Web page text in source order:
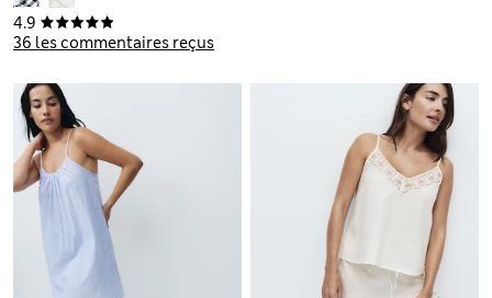
4.9
36 les commentaires reçus